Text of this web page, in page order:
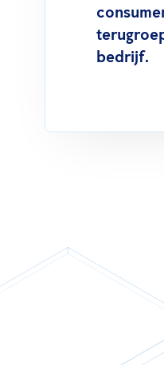
bedrijf.